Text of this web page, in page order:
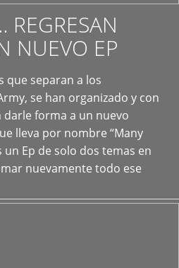
REGRESAN
NUEVO EP
que separan a los
se han organizado y con
forma a un nuevo
lleva por nombre “Many
un Ep de solo dos temas en
nuevamente todo ese
+